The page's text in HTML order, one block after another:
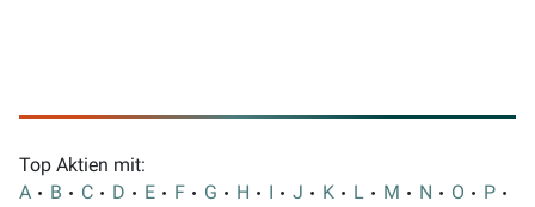
Top Aktien mit:
A
B C D E F G H I J K L M N O
P